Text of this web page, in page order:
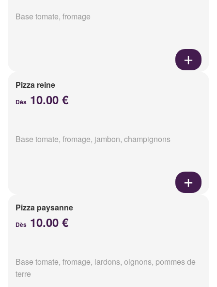
Base tomate, fromage
Pizza reine
Dès 10.00 €
Base tomate, fromage, jambon, champignons
Pizza paysanne
Dès 10.00 €
Base tomate, fromage, lardons, oignons, pommes de
terre